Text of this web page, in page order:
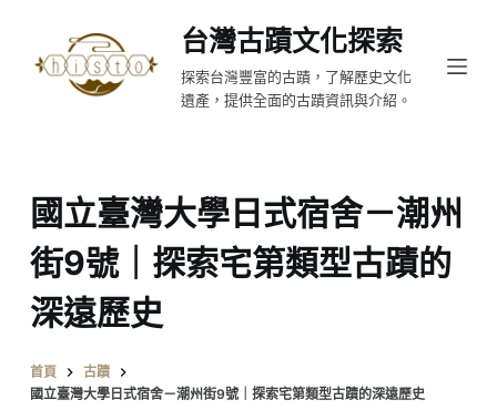
至
台灣古蹟文化探索
探索台灣豐富的古蹟，了解歷史文化
遺產，提供全面的古蹟資訊與介紹。
國立臺灣大學日式宿舍－潮州
街9號｜探索宅第類型古蹟的
深遠歷史
首頁
古蹟
國立臺灣大學日式宿舍－潮州街9號｜探索宅第類型古蹟的深遠歷史